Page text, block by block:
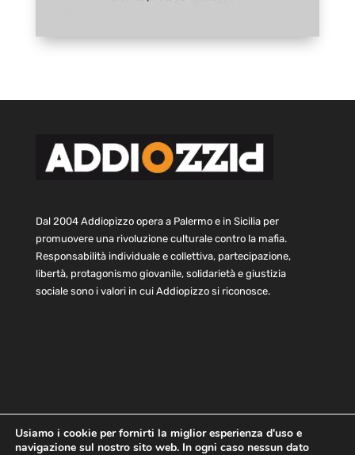
Dal 2004 Addiopizzo opera a Palermo e in Sicilia per
promuovere una rivoluzione culturale contro la mafia.
Responsabilità individuale e collettiva, partecipazione,
libertà, protagonismo giovanile, solidarietà e giustizia
sociale sono i valori in cui Addiopizzo si riconosce.
Home Statuto e bilancio Contatti
Usiamo i cookie per fornirti la miglior esperienza d'uso e
navigazione sul nostro sito web. In ogni caso nessun dato